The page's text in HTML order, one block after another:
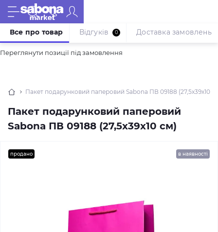
Переглянути позиції під замовлення
Пакет подарунковий паперовий Sabona ПВ 09188 (27,5x39x10
Пакет подарунковий паперовий
Sabona ПВ 09188 (27,5x39x10 см)
Все про товар Відгуків 0 Доставка замовлень
продано в наявності